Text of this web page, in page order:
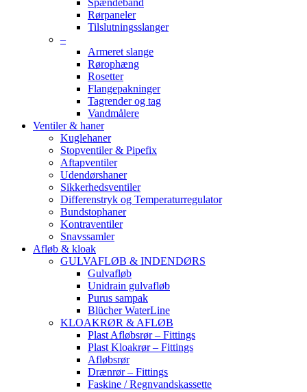
Spændebånd
Rørpaneler
Tilslutningsslanger
–
Armeret slange
Rørophæng
Rosetter
Flangepakninger
Tagrender og tag
Vandmålere
Ventiler & haner
Kuglehaner
Stopventiler & Pipefix
Aftapventiler
Udendørshaner
Sikkerhedsventiler
Differenstryk og Temperaturregulator
Bundstophaner
Kontraventiler
Snavssamler
Afløb & kloak
GULVAFLØB & INDENDØRS
Gulvafløb
Unidrain gulvafløb
Purus sampak
Blücher WaterLine
KLOAKRØR & AFLØB
Plast Afløbsrør – Fittings
Plast Kloakrør – Fittings
Afløbsrør
Drænrør – Fittings
Faskine / Regnvandskassette